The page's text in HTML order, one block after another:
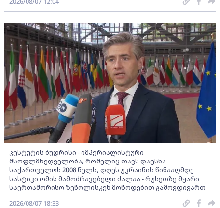
კესტუტის ბუდრისი - იმპერიალისტური
მსოფლმხედველობა, რომელიც თავს დაესხა
საქართველოს 2008 წელს, დღეს უკრაინის წინააღმდე
სასტიკი ომის მამოძრავებელი ძალაა - რუსეთზე მყარი
საერთაშორისო ზეწოლისკენ მოწოდებით გამოვდივართ
2026/08/07 18:33